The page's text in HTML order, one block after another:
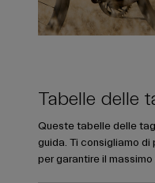
Tabelle delle
Queste tabelle delle
guida. Ti consigliamo di
per garantire il